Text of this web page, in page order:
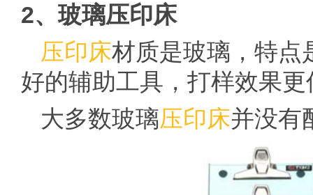
2、玻璃压印床
压印床材质是玻璃，特点
好的辅助工具，打样效果更
大多数玻璃压印床并没有